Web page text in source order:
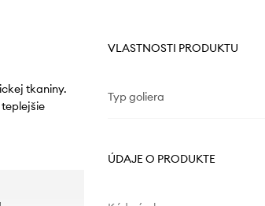
tkaniny.
VLASTNOSTI PRODUKTU
Typ goliera
ÚDAJE O PRODUKTE